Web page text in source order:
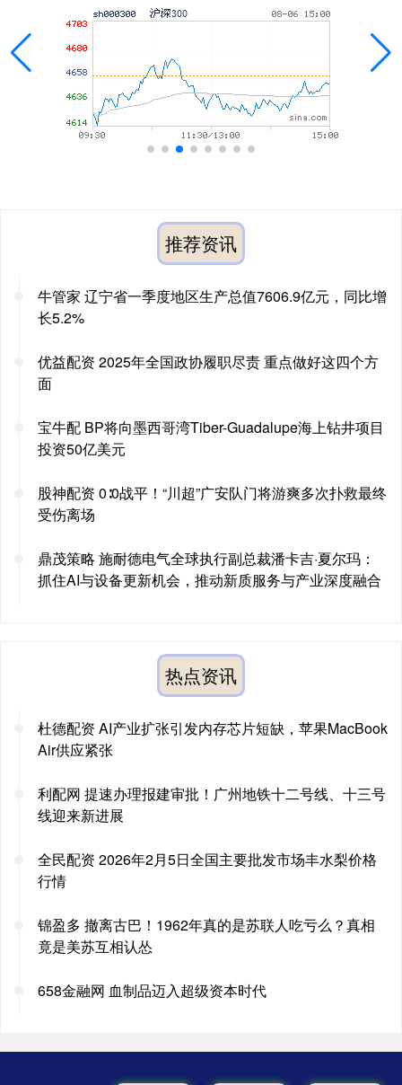
推荐资讯
牛管家 辽宁省一季度地区生产总值7606.9亿元，同比增
长5.2%
优益配资 2025年全国政协履职尽责 重点做好这四个方
面
宝牛配 BP将向墨西哥湾Tiber-Guadalupe海上钻井项目
投资50亿美元
股神配资 0∶0战平！“川超”广安队门将游爽多次扑救最终
受伤离场
鼎茂策略 施耐德电气全球执行副总裁潘卡吉·夏尔玛：
抓住AI与设备更新机会，推动新质服务与产业深度融合
热点资讯
杜德配资 AI产业扩张引发内存芯片短缺，苹果MacBook
Air供应紧张
利配网 提速办理报建审批！广州地铁十二号线、十三号
线迎来新进展
全民配资 2026年2月5日全国主要批发市场丰水梨价格
行情
锦盈多 撤离古巴！1962年真的是苏联人吃亏么？真相
竟是美苏互相认怂
658金融网 血制品迈入超级资本时代